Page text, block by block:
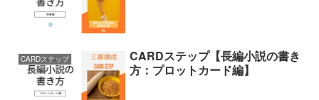
CARDステップ
CARDステップ【長編小説の書き
方：プロットカード編】